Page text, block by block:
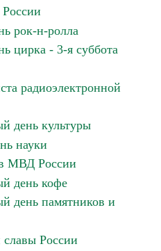
рок-н-ролла
цирка - 3-я суббота
радиоэлектронной
день культуры
науки
МВД России
день кофе
день памятников и
славы России